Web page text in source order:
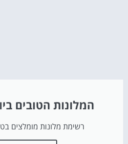
המלונות הטובים
רשימת מלונות מומלצים